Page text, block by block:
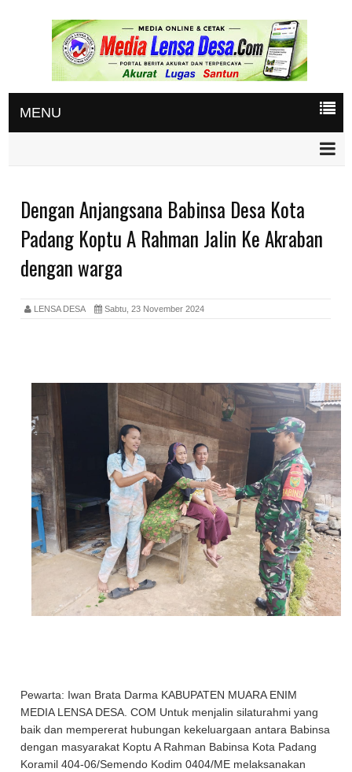
MENU
Dengan Anjangsana Babinsa Desa Kota
Padang Koptu A Rahman Jalin Ke Akraban
dengan warga
LENSA DESA Sabtu, 23 November 2024
Pewarta: Iwan Brata Darma KABUPATEN MUARA ENIM
MEDIA LENSA DESA. COM Untuk menjalin silaturahmi yang
baik dan mempererat hubungan kekeluargaan antara Babinsa
dengan masyarakat Koptu A Rahman Babinsa Kota Padang
Koramil 404-06/Semendo Kodim 0404/ME melaksanakan